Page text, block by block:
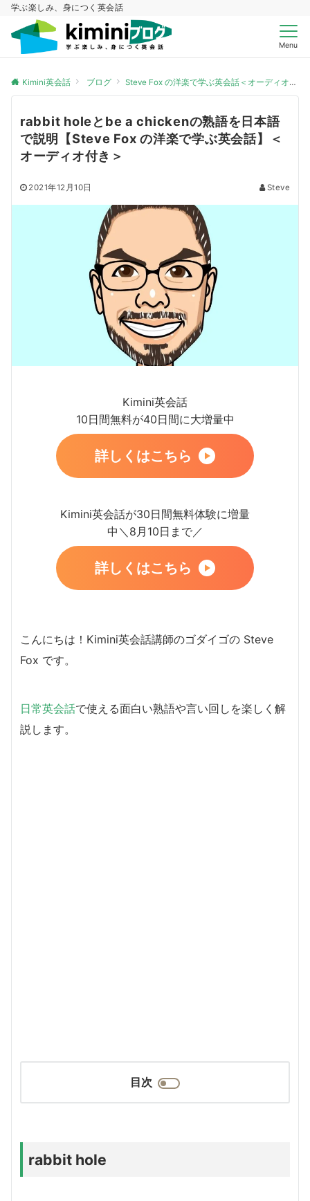
学ぶ楽しみ、身につく英会話
Menu
Kimini英会話 ブログ Steve Fox の洋楽で学ぶ英会話＜オーディオ付き＞
rabbit holeとbe a chickenの熟語を日本語
で説明【Steve Fox の洋楽で学ぶ英会話】＜
オーディオ付き＞
2021年12月10日 Steve
Kimini英会話
10日間無料が40日間に大増量中
詳しくはこちら
Kimini英会話が30日間無料体験に増量
中＼8月10日まで／
詳しくはこちら
こんにちは！Kimini英会話講師のゴダイゴの Steve
Fox です。
日常英会話で使える面白い熟語や言い回しを楽しく解
説します。
目次
rabbit hole